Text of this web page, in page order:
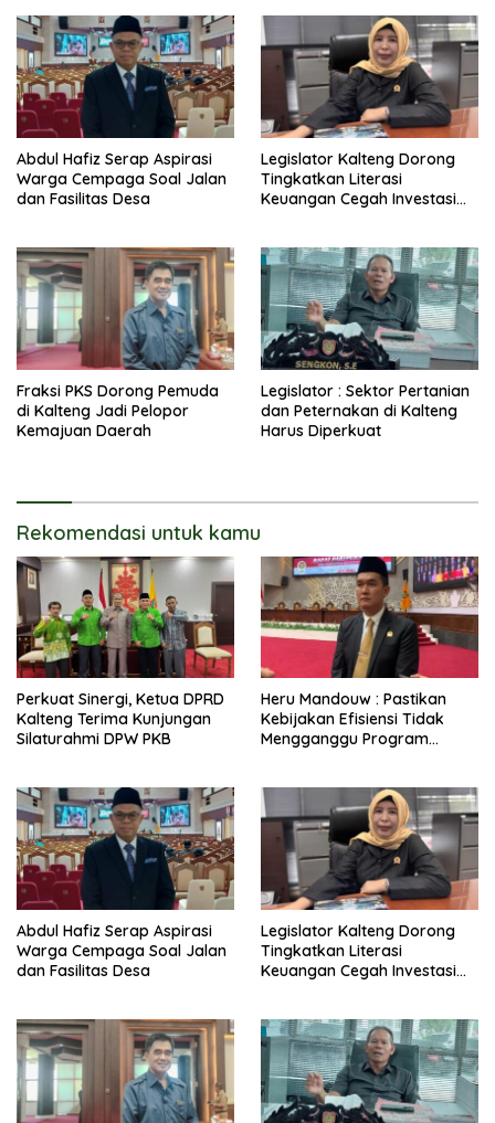
Abdul Hafiz Serap Aspirasi
Warga Cempaga Soal Jalan
dan Fasilitas Desa
Legislator Kalteng Dorong
Tingkatkan Literasi
Keuangan Cegah Investasi
Fraksi PKS Dorong Pemuda
di Kalteng Jadi Pelopor
Kemajuan Daerah
Legislator : Sektor Pertanian
dan Peternakan di Kalteng
Harus Diperkuat
Rekomendasi untuk kamu
Perkuat Sinergi, Ketua DPRD
Kalteng Terima Kunjungan
Silaturahmi DPW PKB
Heru Mandouw : Pastikan
Kebijakan Efisiensi Tidak
Mengganggu Program
Abdul Hafiz Serap Aspirasi
Warga Cempaga Soal Jalan
dan Fasilitas Desa
Legislator Kalteng Dorong
Tingkatkan Literasi
Keuangan Cegah Investasi